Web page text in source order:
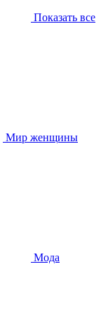
Показать все
Мир женщины
Мода